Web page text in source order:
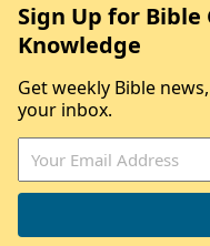
Sign Up for Bible
Knowledge
Get weekly Bible
your inbox.